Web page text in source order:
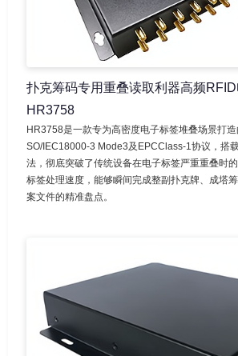
扑克筹码专用重叠读取利器高频
HR3758
HR3758是一款专为高密度电子标签堆叠场景打
SO/IEC18000-3 Mode3及EPCClass-1协议，搭
法，彻底突破了传统设备在电子标签严重重叠时
标签处理速度，能够瞬间完成整副扑克牌、成塔
案文件的精准盘点。